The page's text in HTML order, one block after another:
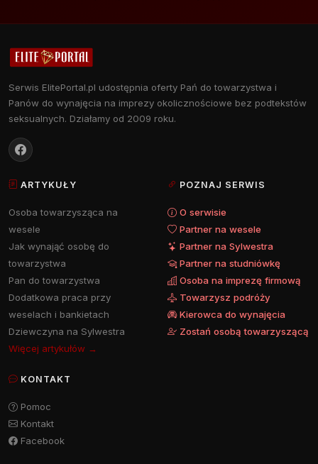
Serwis ElitePortal.pl udostępnia oferty Pań do towarzystwa i
Panów do wynajęcia na imprezy okolicznościowe bez podtekstów
seksualnych. Działamy od 2009 roku.
ARTYKUŁY
Osoba towarzysząca na
wesele
Jak wynająć osobę do
towarzystwa
Pan do towarzystwa
Dodatkowa praca przy
weselach i bankietach
Dziewczyna na Sylwestra
Więcej artykułów →
POZNAJ SERWIS
O serwisie
Partner na wesele
Partner na Sylwestra
Partner na studniówkę
Osoba na imprezę firmową
Towarzysz podróży
Kierowca do wynajęcia
Zostań osobą towarzyszącą
KONTAKT
Pomoc
Kontakt
Facebook